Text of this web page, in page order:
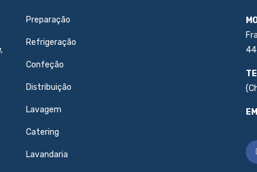
Preparação
Refrigeração
Confeção
Distribuição
Lavagem
Catering
Lavandaria